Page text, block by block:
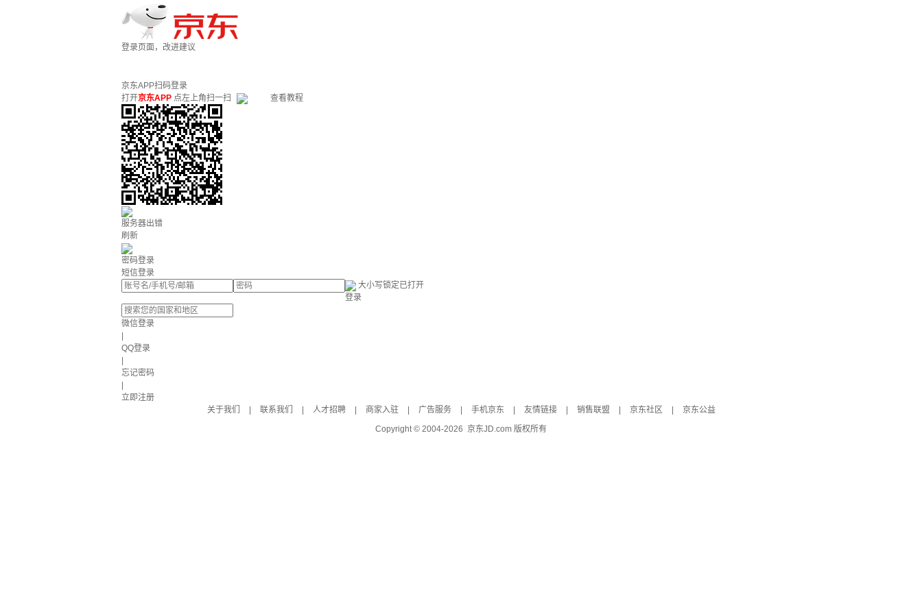
登录页面，改进建议
京东APP扫码登录
打开京东APP 点左上角扫一扫 查看教程
服务器出错
刷新
密码登录
短信登录
大小写锁定已打开
登录
微信登录
QQ登录
忘记密码
立即注册
关于我们
联系我们 人才招聘 商家入驻 广告服务 手机京东 友情链接 销售联盟 京东社区
京东公益
Copyright © 2004-2026 京东JD.com 版权所有